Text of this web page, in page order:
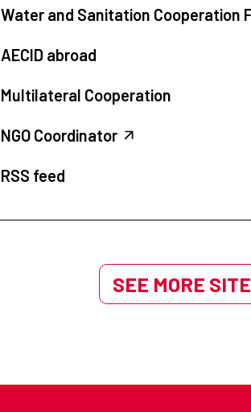
Water and Sanitation Cooperation
AECID abroad
Multilateral Cooperation
NGO Coordinator
RSS feed
SEE MORE